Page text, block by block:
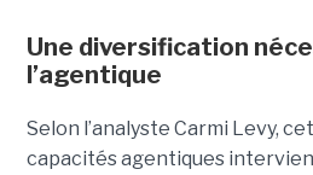
Une diversification
l’agentique
Selon l’analyste Carmi Levy,
capacités agentiques